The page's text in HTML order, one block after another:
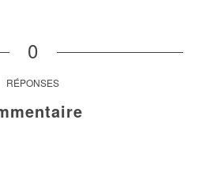
0
RÉPONSES